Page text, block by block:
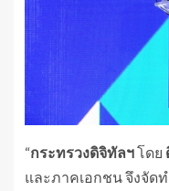
“กระทรวงดิจิทัลฯโดย
และภาคเอกชน จึงจัด